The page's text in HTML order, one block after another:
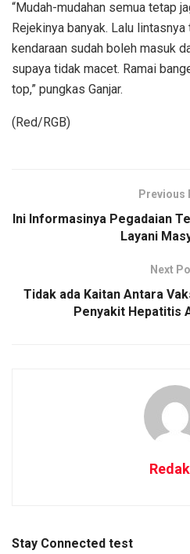
“Mudah-mudahan semua tetap
Rejekinya banyak. Lalu
kendaraan sudah boleh masuk
supaya tidak macet. Ramai
top,” pungkas Ganjar.
(Red/RGB)
Previous
Ini Informasinya Pegadaian
Layani
Next
Tidak ada Kaitan Antara
Penyakit Hepatitis
Stay Connected test